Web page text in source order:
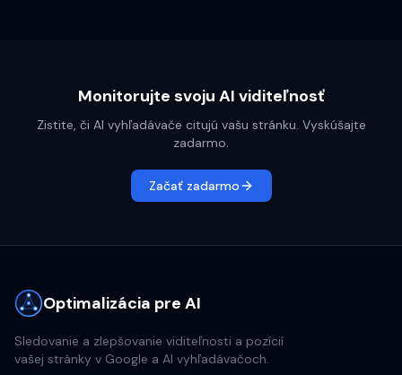
Monitorujte svoju AI viditeľnosť
Zistite, či AI vyhľadávače citujú vašu stránku. Vyskúšajte
zadarmo.
Začať zadarmo
Optimalizácia pre AI
Sledovanie a zlepšovanie viditeľnosti a pozícií
vašej stránky v Google a AI vyhľadávačoch.